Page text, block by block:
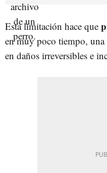
Esta limitación hace que
en muy poco tiempo,
en daños irreversibles e